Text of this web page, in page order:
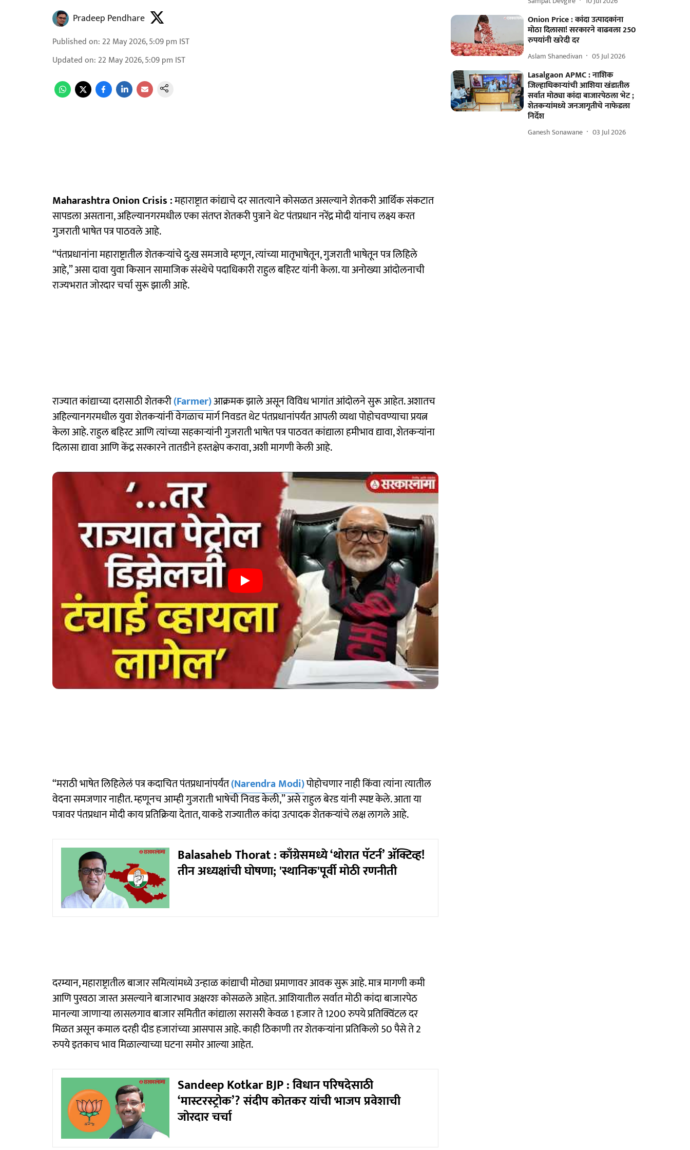
Pradeep Pendhare
Published on: 22 May 2026, 5:09 pm IST
Updated on: 22 May 2026, 5:09 pm IST
Maharashtra Onion Crisis :महाराष्ट्रात कांद्याचे दर सातत्याने कोसळत असल्याने शेतकरी आर्थिक संकटात
सापडला असताना, अहिल्यानगरमधील एका संतप्त शेतकरी पुत्राने थेट पंतप्रधान नरेंद्र मोदी यांनाच लक्ष्य करत
गुजराती भाषेत पत्र पाठवले आहे.
“पंतप्रधानांना महाराष्ट्रातील शेतकऱ्यांचे दु:ख समजावे म्हणून, त्यांच्या मातृभाषेतून, गुजराती भाषेतून पत्र लिहिले
आहे,” असा दावा युवा किसान सामाजिक संस्थेचे पदाधिकारी राहुल बहिरट यांनी केला. या अनोख्या आंदोलनाची
राज्यभरात जोरदार चर्चा सुरू झाली आहे.
राज्यात कांद्याच्या दरासाठी शेतकरी(Farmer)आक्रमक झाले असून विविध भागांत आंदोलने सुरू आहेत. अशातच
अहिल्यानगरमधील युवा शेतकऱ्यांनी वेगळाच मार्ग निवडत थेट पंतप्रधानांपर्यंत आपली व्यथा पोहोचवण्याचा प्रयत्न
केला आहे. राहुल बहिरट आणि त्यांच्या सहकाऱ्यांनी गुजराती भाषेत पत्र पाठवत कांद्याला हमीभाव द्यावा, शेतकऱ्यांना
दिलासा द्यावा आणि केंद्र सरकारने तातडीने हस्तक्षेप करावा, अशी मागणी केली आहे.
“मराठी भाषेत लिहिलेलं पत्र कदाचित पंतप्रधानांपर्यंत(Narendra Modi)पोहोचणार नाही किंवा त्यांना त्यातील
वेदना समजणार नाहीत. म्हणूनच आम्ही गुजराती भाषेची निवड केली,” असे राहुल बेरड यांनी स्पष्ट केले. आता या
पत्रावर पंतप्रधान मोदी काय प्रतिक्रिया देतात, याकडे राज्यातील कांदा उत्पादक शेतकऱ्यांचे लक्ष लागले आहे.
Balasaheb Thorat : काँग्रेसमध्ये ‘थोरात पॅटर्न’ अ‍ॅक्टिव्ह!
तीन अध्यक्षांची घोषणा; 'स्थानिक'पूर्वी मोठी रणनीती
दरम्यान, महाराष्ट्रातील बाजार समित्यांमध्ये उन्हाळ कांद्याची मोठ्या प्रमाणावर आवक सुरू आहे. मात्र मागणी कमी
आणि पुरवठा जास्त असल्याने बाजारभाव अक्षरशः कोसळले आहेत. आशियातील सर्वात मोठी कांदा बाजारपेठ
मानल्या जाणाऱ्या लासलगाव बाजार समितीत कांद्याला सरासरी केवळ 1 हजार ते 1200 रुपये प्रतिक्विंटल दर
मिळत असून कमाल दरही दीड हजारांच्या आसपास आहे. काही ठिकाणी तर शेतकऱ्यांना प्रतिकिलो 50 पैसे ते 2
रुपये इतकाच भाव मिळाल्याच्या घटना समोर आल्या आहेत.
Sandeep Kotkar BJP : विधान परिषदेसाठी
‘मास्टरस्ट्रोक’? संदीप कोतकर यांची भाजप प्रवेशाची
जोरदार चर्चा
Onion Price : कांदा उत्पादकांना
मोठा दिलासा! सरकारने वाढवला 250
रुपयांनी खरेदी दर
Aslam Shanedivan 05 Jul 2026
Lasalgaon APMC : नाशिक
जिल्हाधिकाऱ्यांची आशिया खंडातील
सर्वात मोठ्या कांदा बाजारपेठला भेट ;
शेतकऱ्यांमध्ये जनजागृतीचे नाफेडला
निर्देश
Ganesh Sonawane 03 Jul 2026